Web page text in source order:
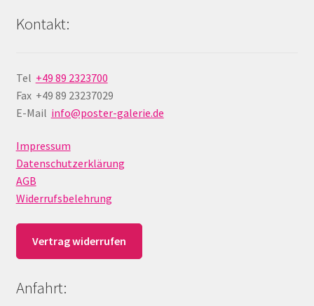
Kontakt:
Tel +49 89 2323700
Fax +49 89 23237029
E-Mail info@poster-galerie.de
Impressum
Datenschutzerklärung
AGB
Widerrufsbelehrung
Vertrag widerrufen
Anfahrt: